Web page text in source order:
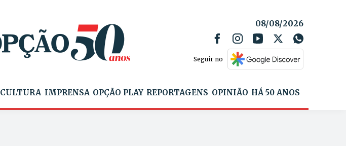
08/08/2026
Seguir no
CULTURA IMPRENSA OPÇÃO PLAY REPORTAGENS OPINIÃO HÁ 50 ANOS